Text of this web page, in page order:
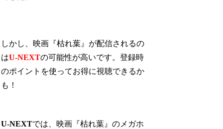
しかし、映画『枯れ葉』が配信されるの
はU-NEXTの可能性が高いです。登録時
のポイントを使ってお得に視聴できるか
も！
U-NEXTでは、映画『枯れ葉』のメガホ